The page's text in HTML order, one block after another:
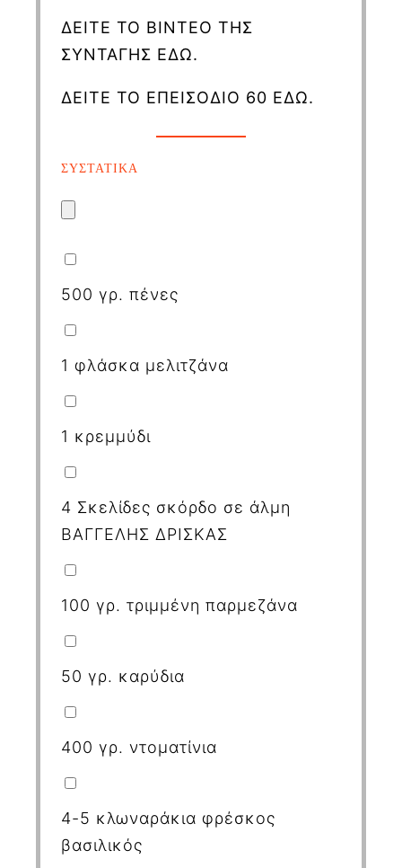
ΔΕΙΤΕ ΤΟ ΒΙΝΤΕΟ ΤΗΣ
ΣΥΝΤΑΓΗΣ ΕΔΩ.
ΔΕΙΤΕ ΤΟ ΕΠΕΙΣΟΔΙΟ 60 ΕΔΩ.
ΣΥΣΤΑΤΙΚΑ
500 γρ. πένες
1 φλάσκα μελιτζάνα
1 κρεμμύδι
4 Σκελίδες σκόρδο σε άλμη
ΒΑΓΓΕΛΗΣ ΔΡΙΣΚΑΣ
100 γρ. τριμμένη παρμεζάνα
50 γρ. καρύδια
400 γρ. ντοματίνια
4-5 κλωναράκια φρέσκος
βασιλικός